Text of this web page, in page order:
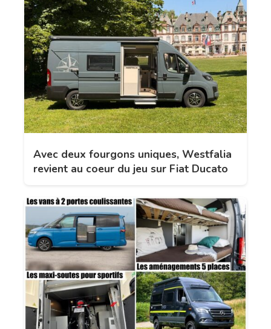
Avec deux fourgons uniques, Westfalia
revient au coeur du jeu sur Fiat Ducato